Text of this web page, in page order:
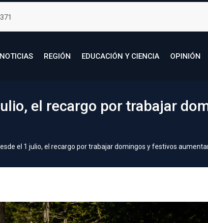
REGIÓN EDUCACIÓN Y CIENCIA OPINIÓN
el recargo por trabajar
el 1 julio, el recargo por trabajar domingos y festivos